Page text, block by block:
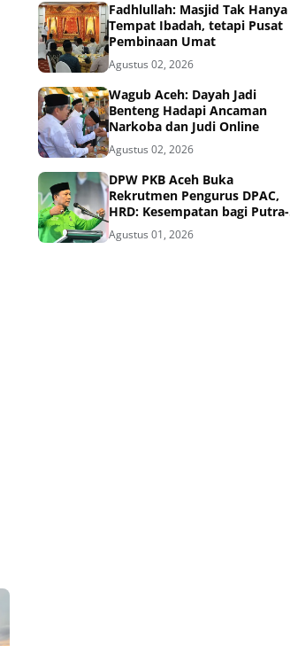
Fadhlullah: Masjid Tak Hanya
Tempat Ibadah, tetapi Pusat
Pembinaan Umat
Agustus 02, 2026
Wagub Aceh: Dayah Jadi
Benteng Hadapi Ancaman
Narkoba dan Judi Online
Agustus 02, 2026
DPW PKB Aceh Buka
Rekrutmen Pengurus DPAC,
HRD: Kesempatan bagi Putra-
Putri Terbaik Aceh
Agustus 01, 2026